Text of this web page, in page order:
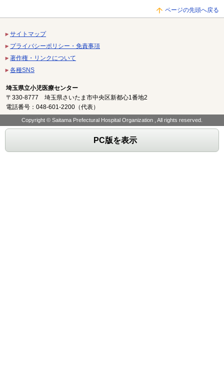
ページの先頭へ戻る
サイトマップ
プライバシーポリシー・免責事項
著作権・リンクについて
各種SNS
埼玉県立小児医療センター
〒330-8777 埼玉県さいたま市中央区新都心1番地2
電話番号：048-601-2200（代表）
Copyright © Saitama Prefectural Hospital Organization , All rights reserved.
PC版を表示